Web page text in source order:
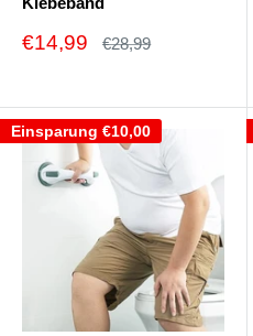
Sonderpreis
€14,99 Normalpreis
€28,99
Einsparung €10,00